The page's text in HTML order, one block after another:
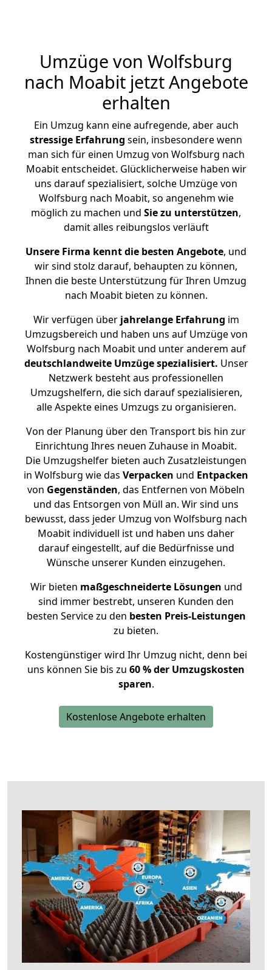
Umzüge von Wolfsburg
nach Moabit jetzt Angebote
erhalten
Ein Umzug kann eine aufregende, aber auch
stressige Erfahrung sein, insbesondere wenn
man sich für einen Umzug von Wolfsburg nach
Moabit entscheidet. Glücklicherweise haben wir
uns darauf spezialisiert, solche Umzüge von
Wolfsburg nach Moabit, so angenehm wie
möglich zu machen und Sie zu unterstützen,
damit alles reibungslos verläuft
Unsere Firma kennt die besten Angebote, und
wir sind stolz darauf, behaupten zu können,
Ihnen die beste Unterstützung für Ihren Umzug
nach Moabit bieten zu können.
Wir verfügen überjahrelange Erfahrung im
Umzugsbereich und haben uns auf Umzüge von
Wolfsburg nach Moabit und unter anderem auf
deutschlandweite Umzüge spezialisiert. Unser
Netzwerk besteht aus professionellen
Umzugshelfern, die sich darauf spezialisieren,
alle Aspekte eines Umzugs zu organisieren.
Von der Planung über den Transport bis hin zur
Einrichtung Ihres neuen Zuhause in Moabit.
Die Umzugshelfer bieten auch Zusatzleistungen
in Wolfsburg wie das Verpacken und Entpacken
von Gegenständen, das Entfernen von Möbeln
und das Entsorgen von Müll an. Wir sind uns
bewusst, dass jeder Umzug von Wolfsburg nach
Moabit individuell ist und haben uns daher
darauf eingestellt, auf die Bedürfnisse und
Wünsche unserer Kunden einzugehen.
Wir bieten maßgeschneiderte Lösungen und
sind immer bestrebt, unseren Kunden den
besten Service zu den besten Preis-Leistungen
zu bieten.
Kostengünstiger wird Ihr Umzug nicht, denn bei
uns können Sie bis zu 60 % der Umzugskosten
sparen.
Kostenlose Angebote erhalten